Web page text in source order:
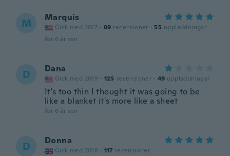
M Marquis
Gick med 2017 · 89 recensioner · 55 uppladdningar
för 6 år sen
D Dana
Gick med 2019 · 125 recensioner · 49 uppladdningar
It's too thin I thought it was going to be
like a blanket it's more like a sheet
för 6 år sen
D Donna
Gick med 2018 · 117 recensioner